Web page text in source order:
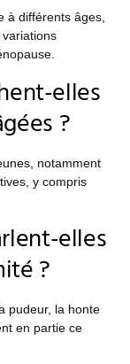
à différents âges,
elles
?
notamment
y compris
elles
?
pudeur, la honte
en partie ce